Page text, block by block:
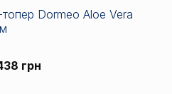
344 грн
Dormeo Aloe Vera
грн